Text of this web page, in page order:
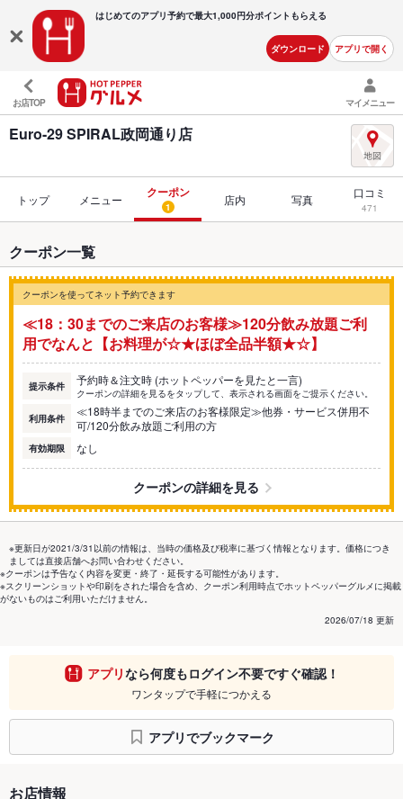
はじめてのアプリ予約で最大1,000円分ポイントもらえる
ダウンロード アプリで開く
お店TOP マイメニュー
Euro-29 SPIRAL政岡通り店
トップ メニュー クーポン
1 店内 写真 口コミ
471
クーポン一覧
クーポンを使ってネット予約できます
≪18：30までのご来店のお客様≫120分飲み放題ご利
用でなんと【お料理が☆★ほぼ全品半額★☆】
提示条件 予約時＆注文時 (ホットペッパーを見たと一言)
クーポンの詳細を見るをタップして、表示される画面をご提示ください。
利用条件
≪18時半までのご来店のお客様限定≫他券・サービス併用不
可/120分飲み放題ご利用の方
有効期限 なし
クーポンの詳細を見る
※更新日が2021/3/31以前の情報は、当時の価格及び税率に基づく情報となります。価格につき
ましては直接店舗へお問い合わせください。
※クーポンは予告なく内容を変更・終了・延長する可能性があります。
※スクリーンショットや印刷をされた場合を含め、クーポン利用時点でホットペッパーグルメに掲載
がないものはご利用いただけません。
2026/07/18 更新
アプリなら何度もログイン不要ですぐ確認！
ワンタップで手軽につかえる
アプリでブックマーク
お店情報